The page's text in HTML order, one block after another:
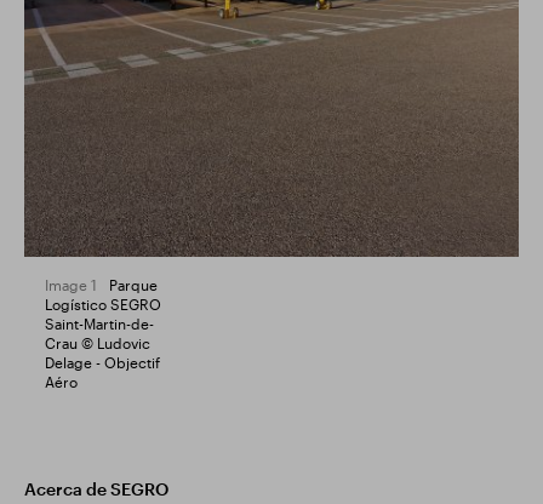
Image 1
Parque
Logístico SEGRO
Saint-Martin-de-
Crau © Ludovic
Delage - Objectif
Aéro
Acerca de SEGRO